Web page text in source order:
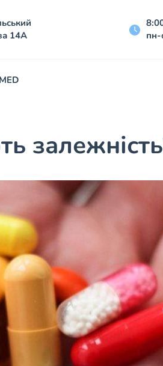
14А
пн-